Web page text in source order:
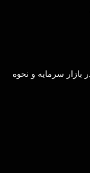
سرمایه و نحوه